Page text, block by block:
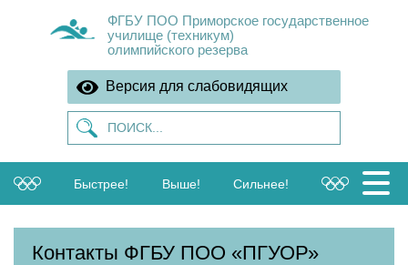
ФГБУ ПОО Приморское государственное
училище (техникум)
олимпийского резерва
Версия для слабовидящих
Быстрее! Выше! Сильнее!
Контакты ФГБУ ПОО «ПГУОР»